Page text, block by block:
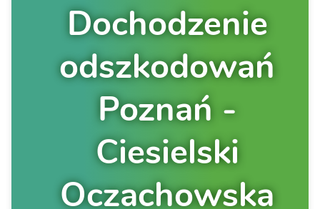
Dochodzenie
odszkodowań
Poznań -
Ciesielski
Oczachowska